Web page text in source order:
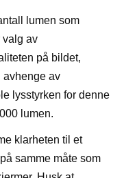
lumen som
valg av
på bildet,
avhenge av
lysstyrken for denne
lumen.
klarheten til et
samme måte som